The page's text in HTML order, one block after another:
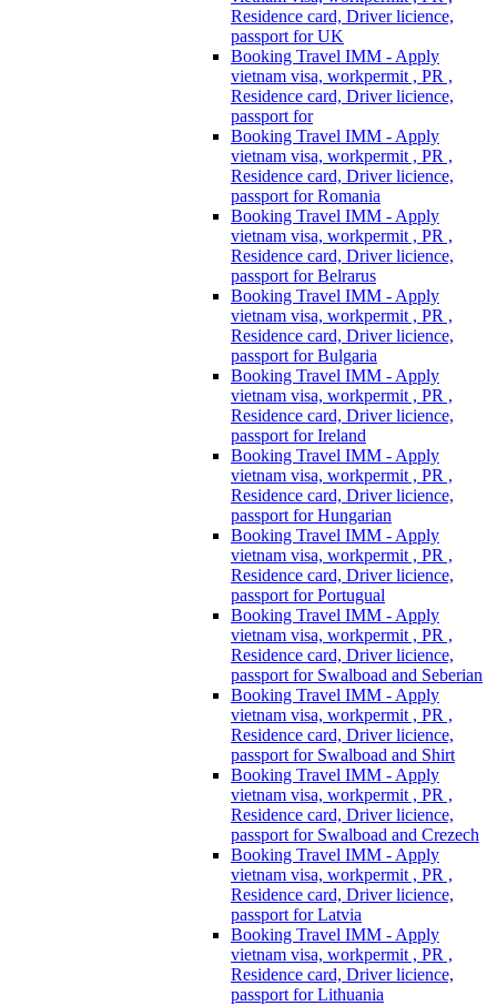
Residence card, Driver licience,
passport for UK
Booking Travel IMM - Apply
vietnam visa, workpermit , PR ,
Residence card, Driver licience,
passport for
Booking Travel IMM - Apply
vietnam visa, workpermit , PR ,
Residence card, Driver licience,
passport for Romania
Booking Travel IMM - Apply
vietnam visa, workpermit , PR ,
Residence card, Driver licience,
passport for Belrarus
Booking Travel IMM - Apply
vietnam visa, workpermit , PR ,
Residence card, Driver licience,
passport for Bulgaria
Booking Travel IMM - Apply
vietnam visa, workpermit , PR ,
Residence card, Driver licience,
passport for Ireland
Booking Travel IMM - Apply
vietnam visa, workpermit , PR ,
Residence card, Driver licience,
passport for Hungarian
Booking Travel IMM - Apply
vietnam visa, workpermit , PR ,
Residence card, Driver licience,
passport for Portugual
Booking Travel IMM - Apply
vietnam visa, workpermit , PR ,
Residence card, Driver licience,
passport for Swalboad and Seberian
Booking Travel IMM - Apply
vietnam visa, workpermit , PR ,
Residence card, Driver licience,
passport for Swalboad and Shirt
Booking Travel IMM - Apply
vietnam visa, workpermit , PR ,
Residence card, Driver licience,
passport for Swalboad and Crezech
Booking Travel IMM - Apply
vietnam visa, workpermit , PR ,
Residence card, Driver licience,
passport for Latvia
Booking Travel IMM - Apply
vietnam visa, workpermit , PR ,
Residence card, Driver licience,
passport for Lithuania